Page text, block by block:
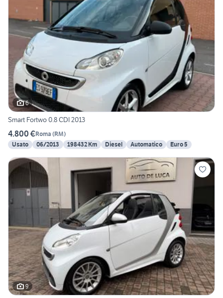
6
Smart Fortwo 0.8 CDI 2013
4.800 €Roma (RM)
Usato
06/2013 198432 Km Diesel Automatico Euro 5
9